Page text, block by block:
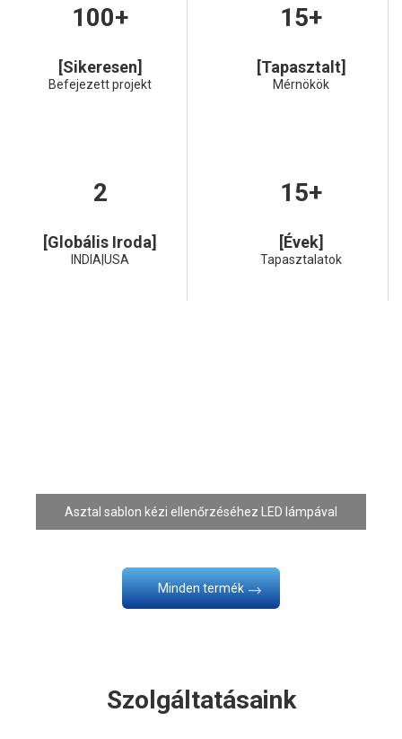
100+
[Sikeresen]
Befejezett projekt
15+
[Tapasztalt]
Mérnökök
2
[Globális Iroda]
INDIA|USA
15+
[Évek]
Tapasztalatok
Asztal sablon kézi ellenőrzéséhez LED lámpával
Minden termék
Szolgáltatásaink